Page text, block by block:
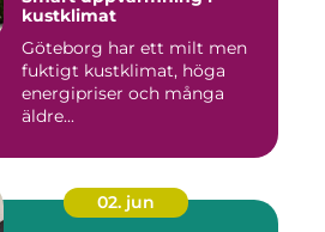
kustklimat
Göteborg har ett milt men
fuktigt kustklimat, höga
energipriser och många
äldre...
02. jun